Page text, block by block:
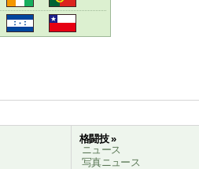
格闘技 »
ニュース
写真ニュース